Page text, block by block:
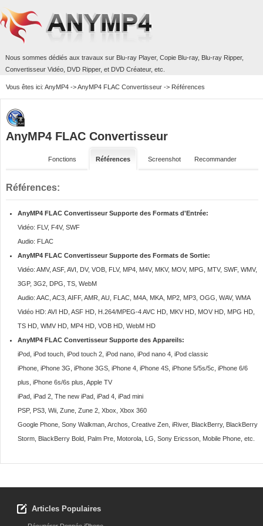
Nous sommes dédiés aux travaux sur Blu-ray Player, Copie Blu-ray, Blu-ray Ripper,
Convertisseur Vidéo, DVD Ripper, et DVD Créateur, etc.
Vous êtes ici: AnyMP4 ->AnyMP4 FLAC Convertisseur -> Références
AnyMP4 FLAC Convertisseur
Fonctions Références Screenshot Recommander
Références:
AnyMP4 FLAC Convertisseur Supporte des Formats d'Entrée:
Vidéo: FLV, F4V, SWF
Audio: FLAC
AnyMP4 FLAC Convertisseur Supporte des Formats de Sortie:
Vidéo: AMV, ASF, AVI, DV, VOB, FLV, MP4, M4V, MKV, MOV, MPG, MTV, SWF, WMV,
3GP, 3G2, DPG, TS, WebM
Audio: AAC, AC3, AIFF, AMR, AU, FLAC, M4A, MKA, MP2, MP3, OGG, WAV, WMA
Vidéo HD: AVI HD, ASF HD, H.264/MPEG-4 AVC HD, MKV HD, MOV HD, MPG HD,
TS HD, WMV HD, MP4 HD, VOB HD, WebM HD
AnyMP4 FLAC Convertisseur Supporte des Appareils:
iPod, iPod touch, iPod touch 2, iPod nano, iPod nano 4, iPod classic
iPhone, iPhone 3G, iPhone 3GS, iPhone 4, iPhone 4S, iPhone 5/5s/5c, iPhone 6/6
plus, iPhone 6s/6s plus, Apple TV
iPad, iPad 2, The new iPad, iPad 4, iPad mini
PSP, PS3, Wii, Zune, Zune 2, Xbox, Xbox 360
Google Phone, Sony Walkman, Archos, Creative Zen, iRiver, BlackBerry, BlackBerry
Storm, BlackBerry Bold, Palm Pre, Motorola, LG, Sony Ericsson, Mobile Phone, etc.
Articles Populaires